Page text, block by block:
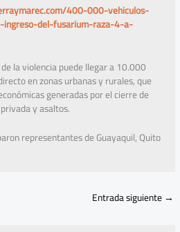
400-000-vehiculos-
del-fusarium-raza-4-a-
la violencia puede llegar a 10.000
en zonas urbanas y rurales, que
generadas por el cierre de
y asaltos.
representantes de Guayaquil, Quito
Entrada siguiente→